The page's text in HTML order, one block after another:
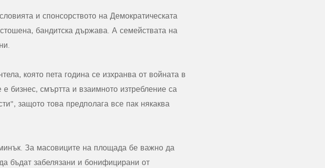
и спонсорството на Демократическата
бандитска държава. А семействата на
която пета година се изхранва от войната в
бизнес, смъртта и взаимното изтребление са
защото това предполага все пак някаква
За масовиците на площада бе важно да
бъдат забелязани и бонифицирани от